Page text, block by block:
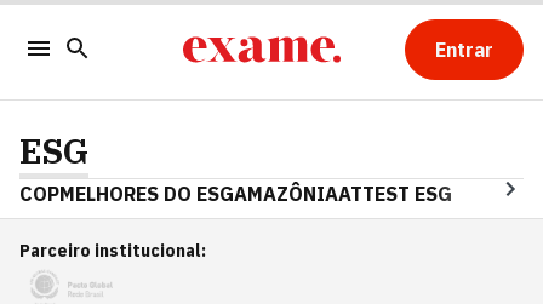
Entrar
ESG
COPMELHORES DO ESGAMAZÔNIAATTEST ESG
Parceiro institucional: